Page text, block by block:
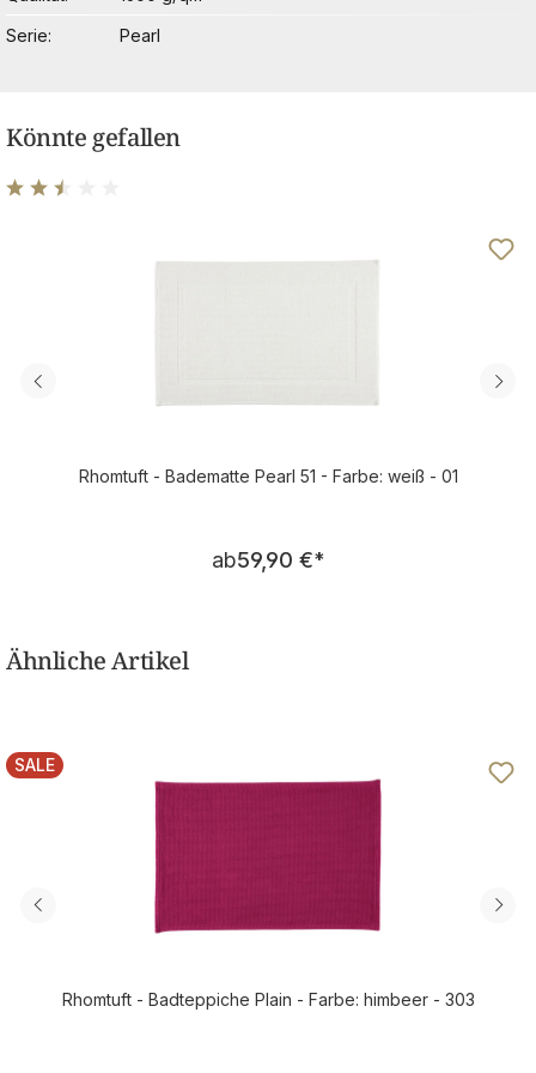
Serie
Pearl
Könnte gefallen
Rhomtuft - Badematte Pearl 51 - Farbe: weiß - 01
Regulärer Preis:
ab59,90 €*
Ähnliche Artikel
RABATT
SALE
Rhomtuft - Badteppiche Plain - Farbe: himbeer - 303